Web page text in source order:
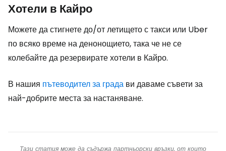
Хотели в Кайро
Можете да стигнете до/от летището с такси или Uber
по всяко време на денонощието, така че не се
колебайте да резервирате хотели в Кайро.
В нашия пътеводител за града ви даваме съвети за
най-добрите места за настаняване.
Тази статия може да съдържа партньорски връзки, от които